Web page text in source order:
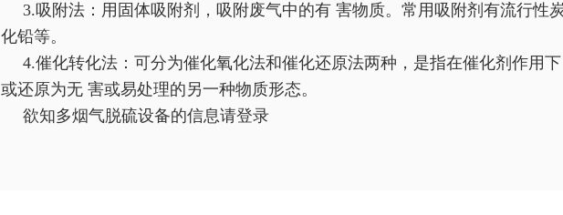
3.吸附法：用固体吸附剂，吸附废气中的有 害物质。常用吸附剂有流行性
化铅等。
4.催化转化法：可分为催化氧化法和催化还原法两种，是指在催化剂作用
或还原为无 害或易处理的另一种物质形态。
欲知多烟气脱硫设备的信息请登录